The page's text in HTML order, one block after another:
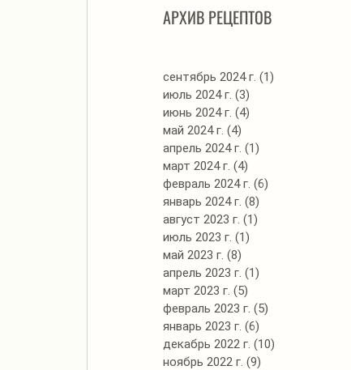
соусе
АРХИВ РЕЦЕПТОВ
сентябрь 2024 г. (1)
июль 2024 г. (3)
июнь 2024 г. (4)
май 2024 г. (4)
апрель 2024 г. (1)
март 2024 г. (4)
февраль 2024 г. (6)
январь 2024 г. (8)
август 2023 г. (1)
июль 2023 г. (1)
май 2023 г. (8)
апрель 2023 г. (1)
март 2023 г. (5)
февраль 2023 г. (5)
январь 2023 г. (6)
декабрь 2022 г. (10)
ноябрь 2022 г. (9)